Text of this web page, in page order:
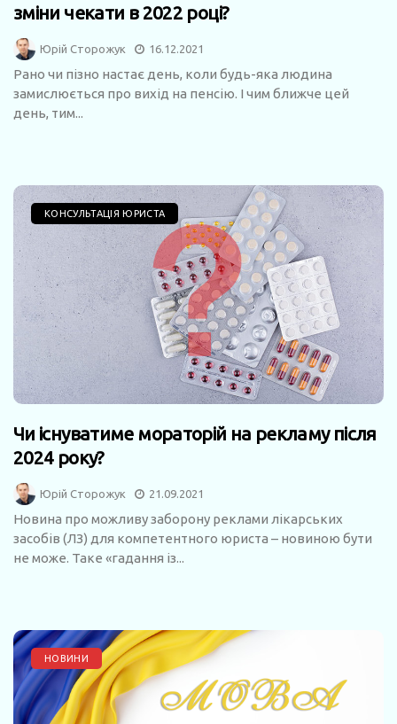
зміни чекати в 2022 році?
Юрій Сторожук 16.12.2021
Рано чи пізно настає день, коли будь-яка людина
замислюється про вихід на пенсію. І чим ближче цей
день, тим...
КОНСУЛЬТАЦІЯ ЮРИСТА
Чи існуватиме мораторій на рекламу після
2024 року?
Юрій Сторожук 21.09.2021
Новина про можливу заборону реклами лікарських
засобів (ЛЗ) для компетентного юриста – новиною бути
не може. Таке «гадання із...
НОВИНИ